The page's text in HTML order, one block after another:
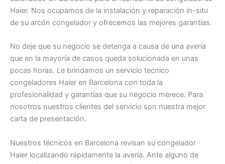
Haier. Nos ocupamos de la instalación y reparación in-situ
de su arcón congelador y ofrecemos las mejores garantías.
No deje que su negocio se detenga a causa de una avería
que en la mayoría de casos queda solucionada en unas
pocas horas. Le brindamos un servicio tecnico
congeladores Haier en Barcelona con toda la
profesionalidad y garantías que su negocio merece. Para
nosotros nuestros clientes del servicio son nuestra mejor
carta de presentación.
Nuestros técnicos en Barcelona revisan su congelador
Haier localizando rápidamente la avería. Ante alguno de